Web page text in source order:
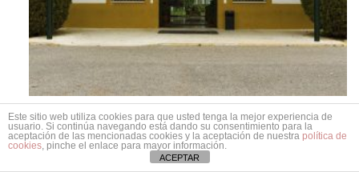
UEDTO
C.D.O.P.D. PROMI RABANALES
Este sitio web utiliza cookies para que usted tenga la mejor experiencia de
usuario. Si continúa navegando está dando su consentimiento para la
aceptación de las mencionadas cookies y la aceptación de nuestra política de
cookies, pinche el enlace para mayor información.
ACEPTAR